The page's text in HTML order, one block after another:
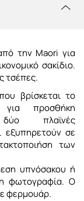
την Maori για
σακίδιο.
τσέπες.
βρίσκεται το
προσθήκη
πλαϊνές
εξυπηρετούν σε
των
υπνόσακου ή
φωτογραφία. Ο
φερμουάρ.